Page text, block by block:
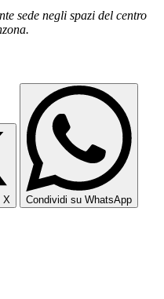
sede negli spazi del centro
X Condividi su WhatsApp